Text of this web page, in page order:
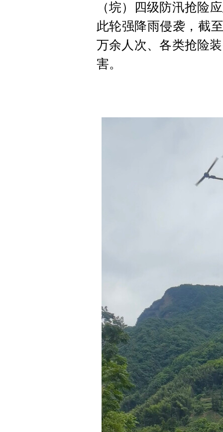
（垸）四级防汛抢险
此轮强降雨侵袭，截
万余人次、各类抢险
害。